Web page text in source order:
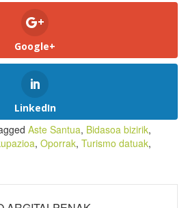
Google+
LinkedIn
Aste Santua, Bidasoa bizirik,
, Oporrak, Turismo datuak,